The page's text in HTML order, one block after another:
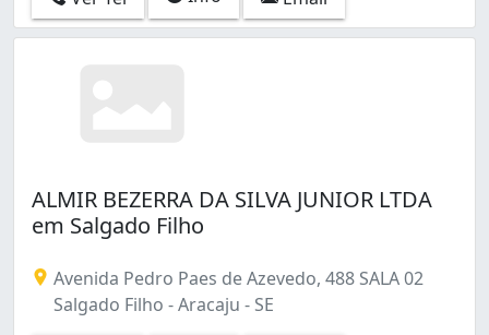
ALMIR BEZERRA DA SILVA JUNIOR LTDA
em Salgado Filho
Avenida Pedro Paes de Azevedo, 488 SALA 02
Salgado Filho - Aracaju - SE